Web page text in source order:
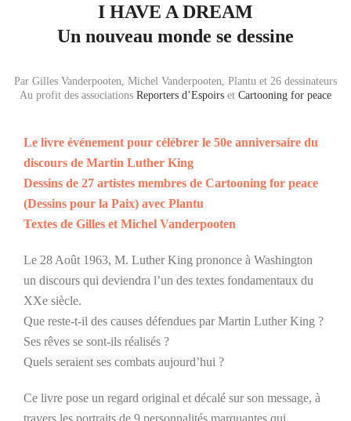
I HAVE A DREAM
Un nouveau monde se dessine
Par Gilles Vanderpooten, Michel Vanderpooten, Plantu et 26 dessinateurs
Au profit des associations Reporters d’Espoirs et Cartooning for peace
Le livre événement pour célébrer le 50e anniversaire du
discours de Martin Luther King
Dessins de 27 artistes membres de Cartooning for peace
(Dessins pour la Paix) avec Plantu
Textes de Gilles et Michel Vanderpooten
Le 28 Août 1963, M. Luther King prononce à Washington
un discours qui deviendra l’un des textes fondamentaux du
XXe siècle.
Que reste-t-il des causes défendues par Martin Luther King ?
Ses rêves se sont-ils réalisés ?
Quels seraient ses combats aujourd’hui ?
Ce livre pose un regard original et décalé sur son message, à
travers les portraits de 9 personnalités marquantes qui